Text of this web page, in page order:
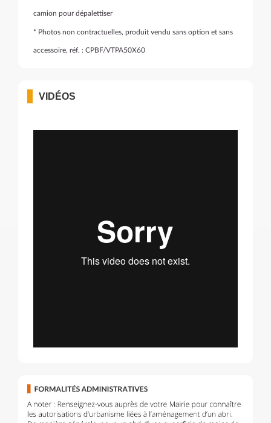
camion pour dépalettiser
* Photos non contractuelles, produit vendu sans option et sans
accessoire, réf. : CPBF/VTPA50X60
VIDÉOS